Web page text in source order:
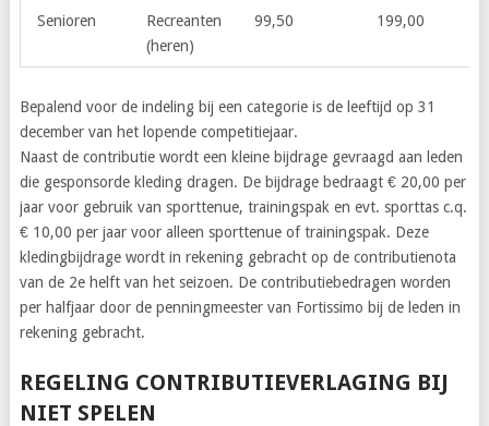
Senioren
Recreanten
(heren)
99,50 199,00
Bepalend voor de indeling bij een categorie is de leeftijd op 31
december van het lopende competitiejaar.
Naast de contributie wordt een kleine bijdrage gevraagd aan leden
die gesponsorde kleding dragen. De bijdrage bedraagt € 20,00 per
jaar voor gebruik van sporttenue, trainingspak en evt. sporttas c.q.
€ 10,00 per jaar voor alleen sporttenue of trainingspak. Deze
kledingbijdrage wordt in rekening gebracht op de contributienota
van de 2e helft van het seizoen. De contributiebedragen worden
per halfjaar door de penningmeester van Fortissimo bij de leden in
rekening gebracht.
REGELING CONTRIBUTIEVERLAGING BIJ
NIET SPELEN